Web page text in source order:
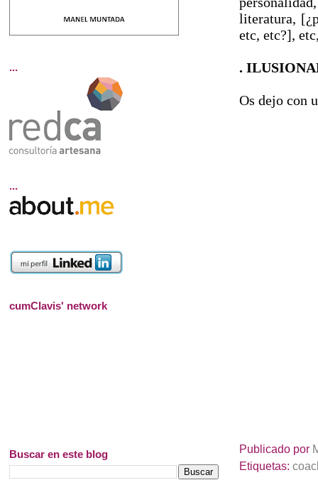
literatura,
etc, etc?],
.
Os dejo con
Publicado por
Etiquetas:
...
...
cumClavis' network
Buscar en este blog